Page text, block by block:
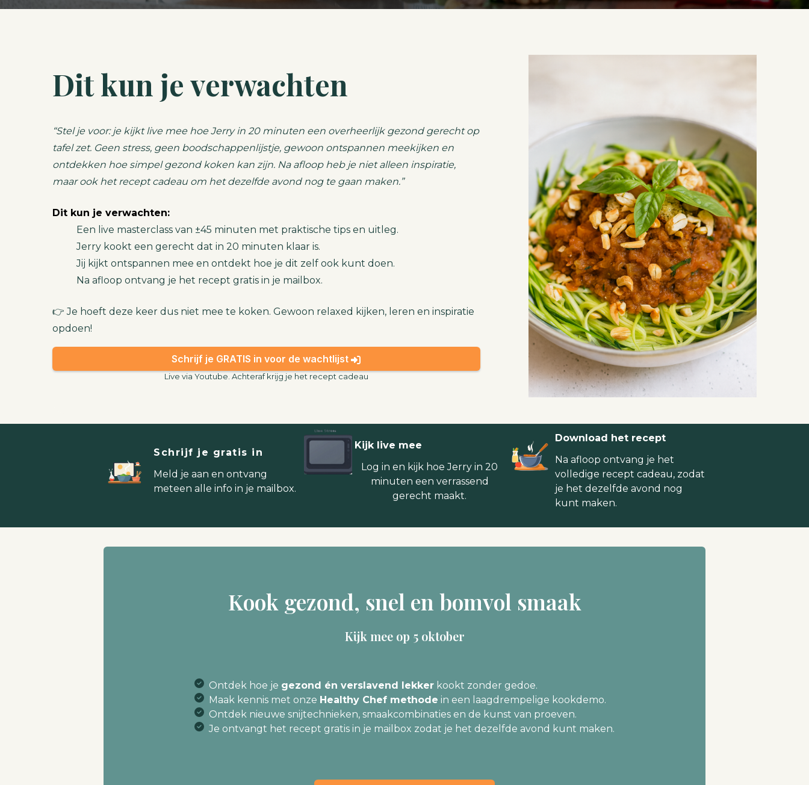
Dit kun je verwachten
“Stel je voor: je kijkt live mee hoe Jerry in 20 minuten een overheerlijk gezond gerecht op
tafel zet. Geen stress, geen boodschappenlijstje, gewoon ontspannen meekijken en
ontdekken hoe simpel gezond koken kan zijn. Na afloop heb je niet alleen inspiratie,
maar ook het recept cadeau om het dezelfde avond nog te gaan maken.”
Dit kun je verwachten:
Een live masterclass van ±45 minuten met praktische tips en uitleg.
Jerry kookt een gerecht dat in 20 minuten klaar is.
Jij kijkt ontspannen mee en ontdekt hoe je dit zelf ook kunt doen.
Na afloop ontvang je het recept gratis in je mailbox.
👉 Je hoeft deze keer dus niet mee te koken. Gewoon relaxed kijken, leren en inspiratie
opdoen!
Schrijf je GRATIS in voor de wachtlijst
Live via Youtube. Achteraf krijg je het recept cadeau
Schrijf je gratis in
Meld je aan en ontvang
meteen alle info in je mailbox.
Kijk live mee
Log in en kijk hoe Jerry in 20
minuten een verrassend
gerecht maakt.
Download het recept
Na afloop ontvang je het
volledige recept cadeau, zodat
je het dezelfde avond nog
kunt maken.
Kook gezond, snel en bomvol smaak
Kijk mee op 5 oktober
Ontdek hoe je gezond én verslavend lekker kookt zonder gedoe.
Maak kennis met onze Healthy Chef methode in een laagdrempelige kookdemo.
Ontdek nieuwe snijtechnieken, smaakcombinaties en de kunst van proeven.
Je ontvangt het recept gratis in je mailbox zodat je het dezelfde avond kunt maken.